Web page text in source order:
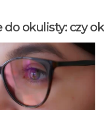
do okulisty: czy